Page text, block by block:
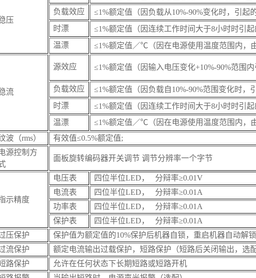
压
负载效应
≤1%额定值（因负载从10%-90%变化时，引起
时漂
≤1%额定值（因连续工作时间大于8小时时引起
温漂
≤1%额定值／℃（因在电源使用温度范围内，
流
源效应 ≤1%额定值（因输入电压变化+10%-90%范围
负载效应
≤1%额定值（因负载自10%-90%范围变化时，
时漂
≤1%额定值（因连续工作时间大于8小时时引起
温漂
≤1%额定值／℃（因在电源使用温度范围内，
波（rms）
有效值≤0.5%额定值;
源控制方
面板旋转编码器开关调节 调节分辨率一个字节
示精度
电压表
四位半位LED， 分辩率≥0.01V
电流表
四位半位LED， 分辩率≥0.01A
功率表
四位半位LED， 分辩率≥0.01A
保护表
四位半位LED， 分辩率≥0.01A
压保护
保护值为额定值的10%保护后机器自锁，重启机器自动解锁
流保护
额定电流输出过载保护，短路保护（短路后关闭输出，选配
路保护
允许在任何状态下长期短路或短路开机